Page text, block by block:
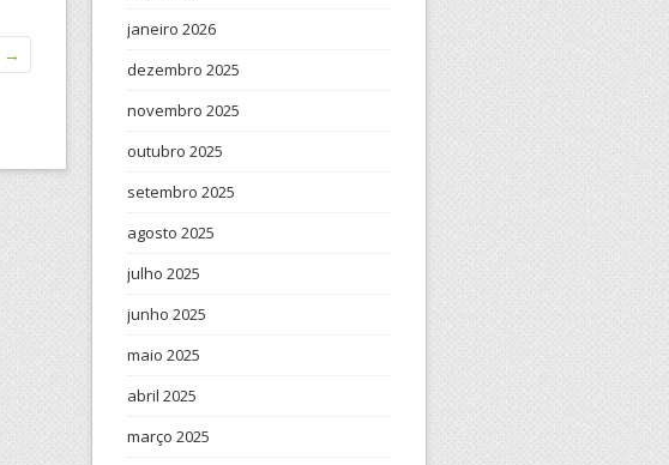
→
janeiro 2026
dezembro 2025
novembro 2025
outubro 2025
setembro 2025
agosto 2025
julho 2025
junho 2025
maio 2025
abril 2025
março 2025